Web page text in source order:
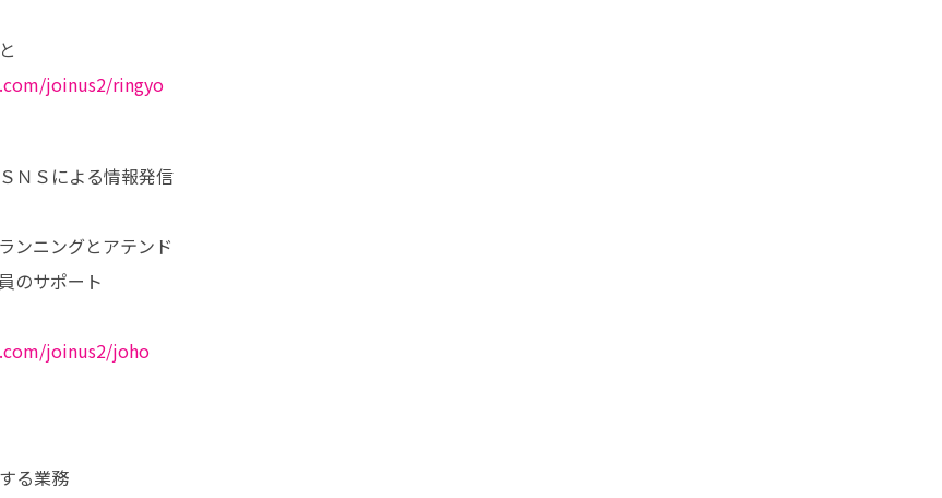
joinus2/ringyo
ＮＳによる情報発信
ンニングとアテンド
のサポート
joinus2/joho
る業務